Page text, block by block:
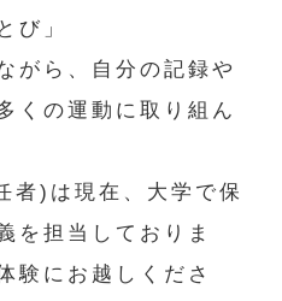
び」
がら、自分の記録や
くの運動に取り組ん
者)は現在、大学で保
を担当しておりま
験にお越しくださ